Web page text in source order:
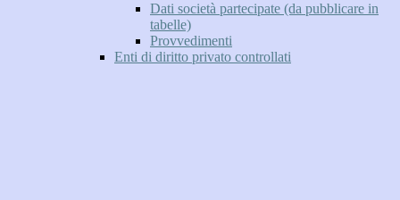
Dati società partecipate (da pubblicare in
tabelle)
Provvedimenti
Enti di diritto privato controllati